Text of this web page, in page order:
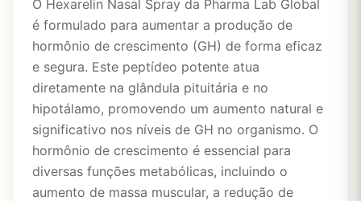
O Hexarelin Nasal Spray da Pharma Lab Global
é formulado para aumentar a produção de
hormônio de crescimento (GH) de forma eficaz
e segura. Este peptídeo potente atua
diretamente na glândula pituitária e no
hipotálamo, promovendo um aumento natural e
significativo nos níveis de GH no organismo. O
hormônio de crescimento é essencial para
diversas funções metabólicas, incluindo o
aumento de massa muscular, a redução de